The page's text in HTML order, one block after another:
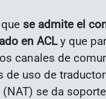
se admite el
en ACLy que
canales de
de uso de
se da